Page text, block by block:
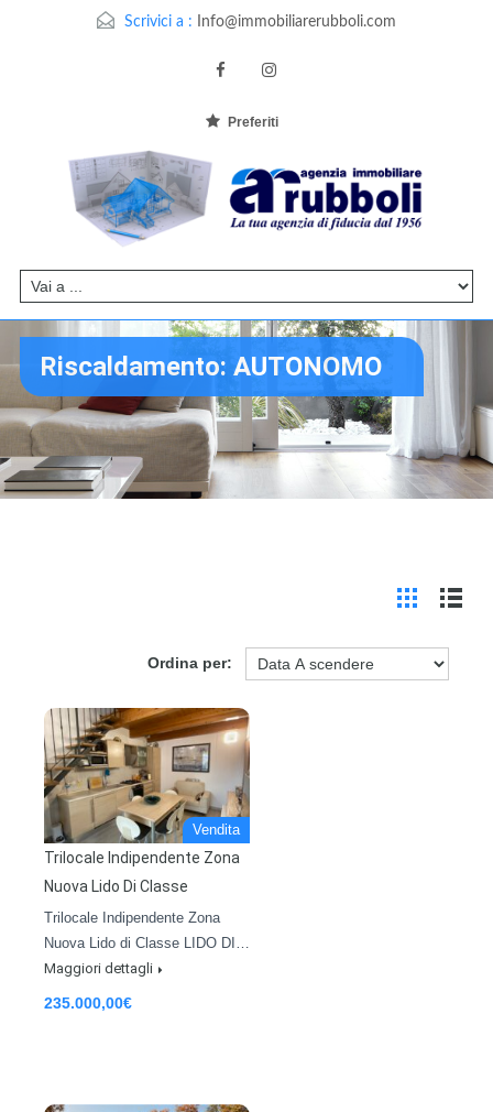
Scrivici a : Info@immobiliarerubboli.com
Preferiti
Riscaldamento: AUTONOMO
Ordina per:
Vendita
Trilocale Indipendente Zona
Nuova Lido Di Classe
Trilocale Indipendente Zona
Nuova Lido di Classe LIDO DI…
Maggiori dettagli
235.000,00€